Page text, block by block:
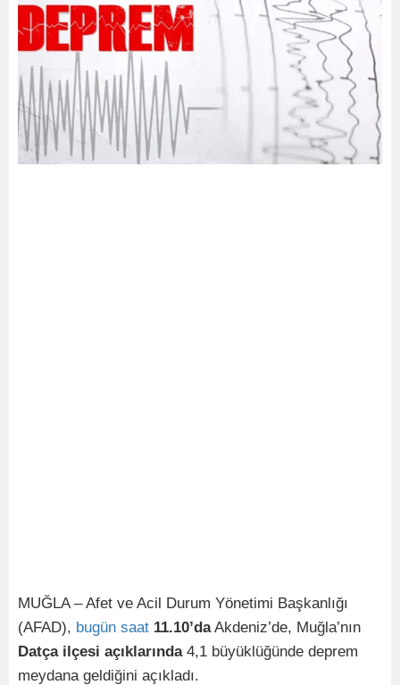
MUĞLA – Afet ve Acil Durum Yönetimi Başkanlığı
(AFAD), bugün saat 11.10’daAkdeniz’de, Muğla’nın
Datça ilçesi açıklarında4,1 büyüklüğünde deprem
meydana geldiğini açıkladı.